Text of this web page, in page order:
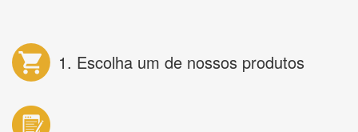
1. Escolha um de nossos produtos